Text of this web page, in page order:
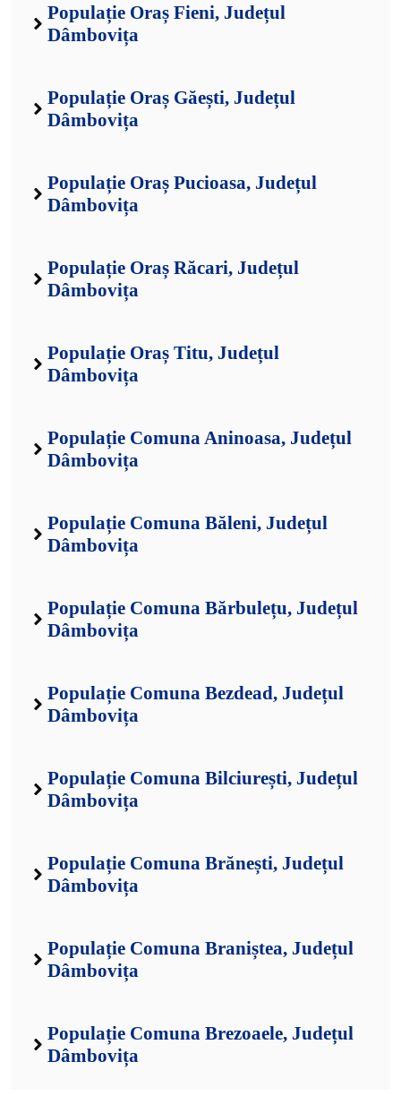
Populație Oraș Fieni, Județul
Dâmbovița
Populație Oraș Găești, Județul
Dâmbovița
Populație Oraș Pucioasa, Județul
Dâmbovița
Populație Oraș Răcari, Județul
Dâmbovița
Populație Oraș Titu, Județul
Dâmbovița
Populație Comuna Aninoasa, Județul
Dâmbovița
Populație Comuna Băleni, Județul
Dâmbovița
Populație Comuna Bărbulețu, Județul
Dâmbovița
Populație Comuna Bezdead, Județul
Dâmbovița
Populație Comuna Bilciurești, Județul
Dâmbovița
Populație Comuna Brănești, Județul
Dâmbovița
Populație Comuna Braniștea, Județul
Dâmbovița
Populație Comuna Brezoaele, Județul
Dâmbovița